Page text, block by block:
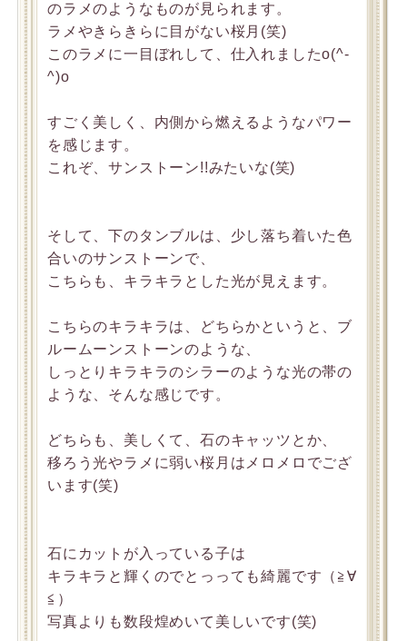
のラメのようなものが見られます。
ラメやきらきらに目がない桜月(笑)
このラメに一目ぼれして、仕入れましたo(^-
^)o
すごく美しく、内側から燃えるようなパワー
を感じます。
これぞ、サンストーン!!みたいな(笑)
そして、下のタンブルは、少し落ち着いた色
合いのサンストーンで、
こちらも、キラキラとした光が見えます。
こちらのキラキラは、どちらかというと、ブ
ルームーンストーンのような、
しっとりキラキラのシラーのような光の帯の
ような、そんな感じです。
どちらも、美しくて、石のキャッツとか、
移ろう光やラメに弱い桜月はメロメロでござ
います(笑)
石にカットが入っている子は
キラキラと輝くのでとっっても綺麗です（≧∀
≦）
写真よりも数段煌めいて美しいです(笑)